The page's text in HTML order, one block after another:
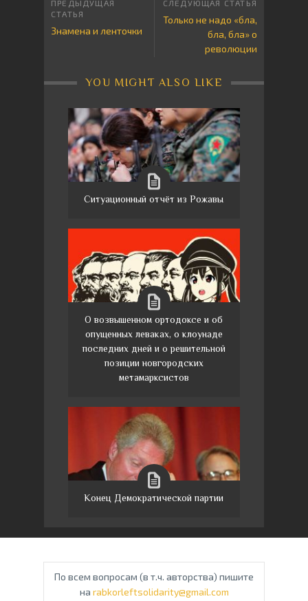
Знамена и ленточки
Только не надо «бла,
бла, бла» о
революции
YOU MIGHT ALSO LIKE
Ситуационный отчёт из Рожавы
О возвышенном ортодоксе и об
опущенных леваках, о клоунаде
последних дней и о решительной
позиции новгородских
метамарксистов
Конец Демократической партии
По всем вопросам (в т.ч. авторства) пишите
на rabkorleftsolidarity@gmail.com